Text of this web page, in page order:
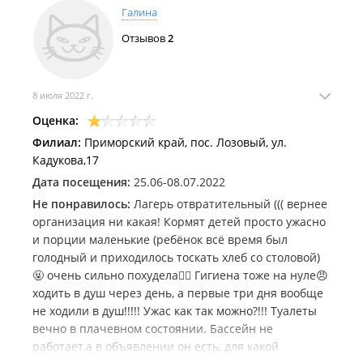
Галина
Отзывов2
8 июля 2022 г.
Оценка:
Филиал: Приморский край, пос. Лозовый, ул.
Кадукова,17
Дата посещения: 25.06-08.07.2022
Не понравилось: Лагерь отвратительный ((( вернее
организация ни какая! Кормят детей просто ужасно
и порции маленькие (ребёнок всё время был
голодный и приходилось тоскать хлеб со столовой)
🤬 очень сильно похудела🤦‍♀️ Гигиена тоже на нуле😠
ходить в душ через день, а первые три дня вообще
не ходили в душ!!!!! Ужас как так можно?!!! Туалеты
вечно в плачевном состоянии. Бассейн не
работает,а в объявлении он есть, для какой